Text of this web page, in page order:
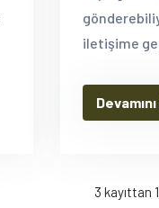
iletişime
3 kayıttan